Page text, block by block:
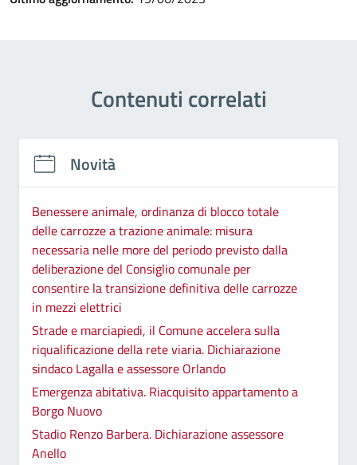
Contenuti correlati
Novità
Benessere animale, ordinanza di blocco totale
delle carrozze a trazione animale: misura
necessaria nelle more del periodo previsto dalla
deliberazione del Consiglio comunale per
consentire la transizione definitiva delle carrozze
in mezzi elettrici
Strade e marciapiedi, il Comune accelera sulla
riqualificazione della rete viaria. Dichiarazione
sindaco Lagalla e assessore Orlando
Emergenza abitativa. Riacquisito appartamento a
Borgo Nuovo
Stadio Renzo Barbera. Dichiarazione assessore
Anello